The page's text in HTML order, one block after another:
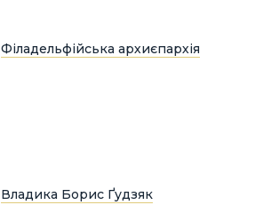
Філадельфійська архиєпархія
Владика Борис Ґудзяк